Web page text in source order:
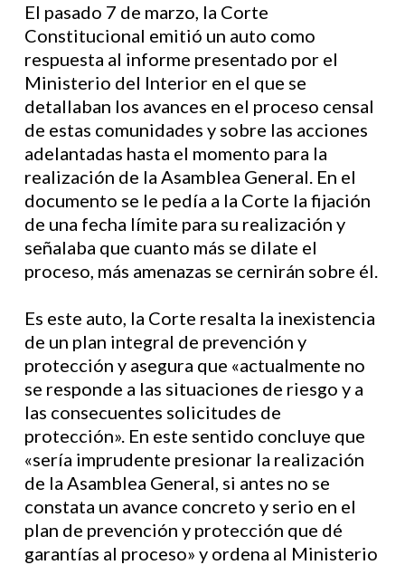
El pasado 7 de marzo, la Corte
Constitucional emitió un auto como
respuesta al informe presentado por el
Ministerio del Interior en el que se
detallaban los avances en el proceso censal
de estas comunidades y sobre las acciones
adelantadas hasta el momento para la
realización de la Asamblea General. En el
documento se le pedía a la Corte la fijación
de una fecha límite para su realización y
señalaba que cuanto más se dilate el
proceso, más amenazas se cernirán sobre él.
Es este auto, la Corte resalta la inexistencia
de un plan integral de prevención y
protección y asegura que «actualmente no
se responde a las situaciones de riesgo y a
las consecuentes solicitudes de
protección». En este sentido concluye que
«sería imprudente presionar la realización
de la Asamblea General, si antes no se
constata un avance concreto y serio en el
plan de prevención y protección que dé
garantías al proceso» y ordena al Ministerio